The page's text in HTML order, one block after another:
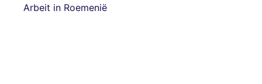
Arbeit in Roemenië